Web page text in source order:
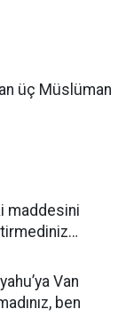
üç Müslüman
maddesini
Van
ben